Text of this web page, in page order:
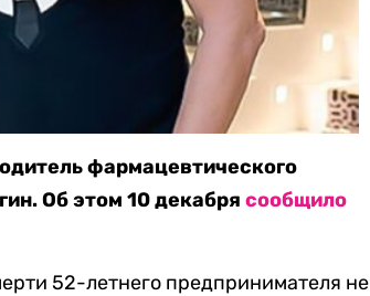
фармацевтического
Об этом 10 декабрясообщило
52-летнего предпринимателя не